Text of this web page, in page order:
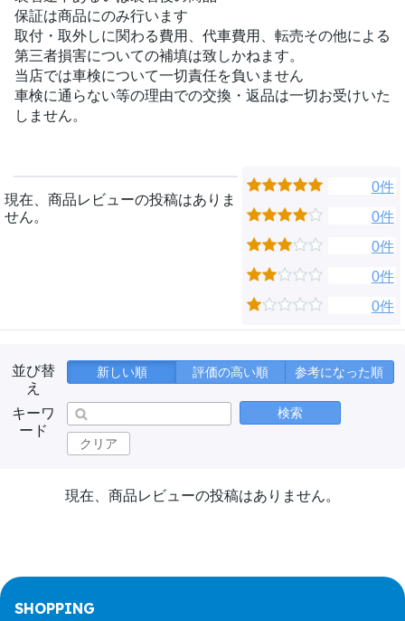
保証は商品にのみ行います
取付・取外しに関わる費用、代車費用、転売その他による
第三者損害についての補填は致しかねます。
当店では車検について一切責任を負いません
車検に通らない等の理由での交換・返品は一切お受けいた
しません。
現在、商品レビューの投稿はありま
せん。
0件
0件
0件
0件
0件
並び替
え
新しい順 評価の高い順 参考になった順
キーワ
ード
検索
クリア
現在、商品レビューの投稿はありません。
SHOPPING